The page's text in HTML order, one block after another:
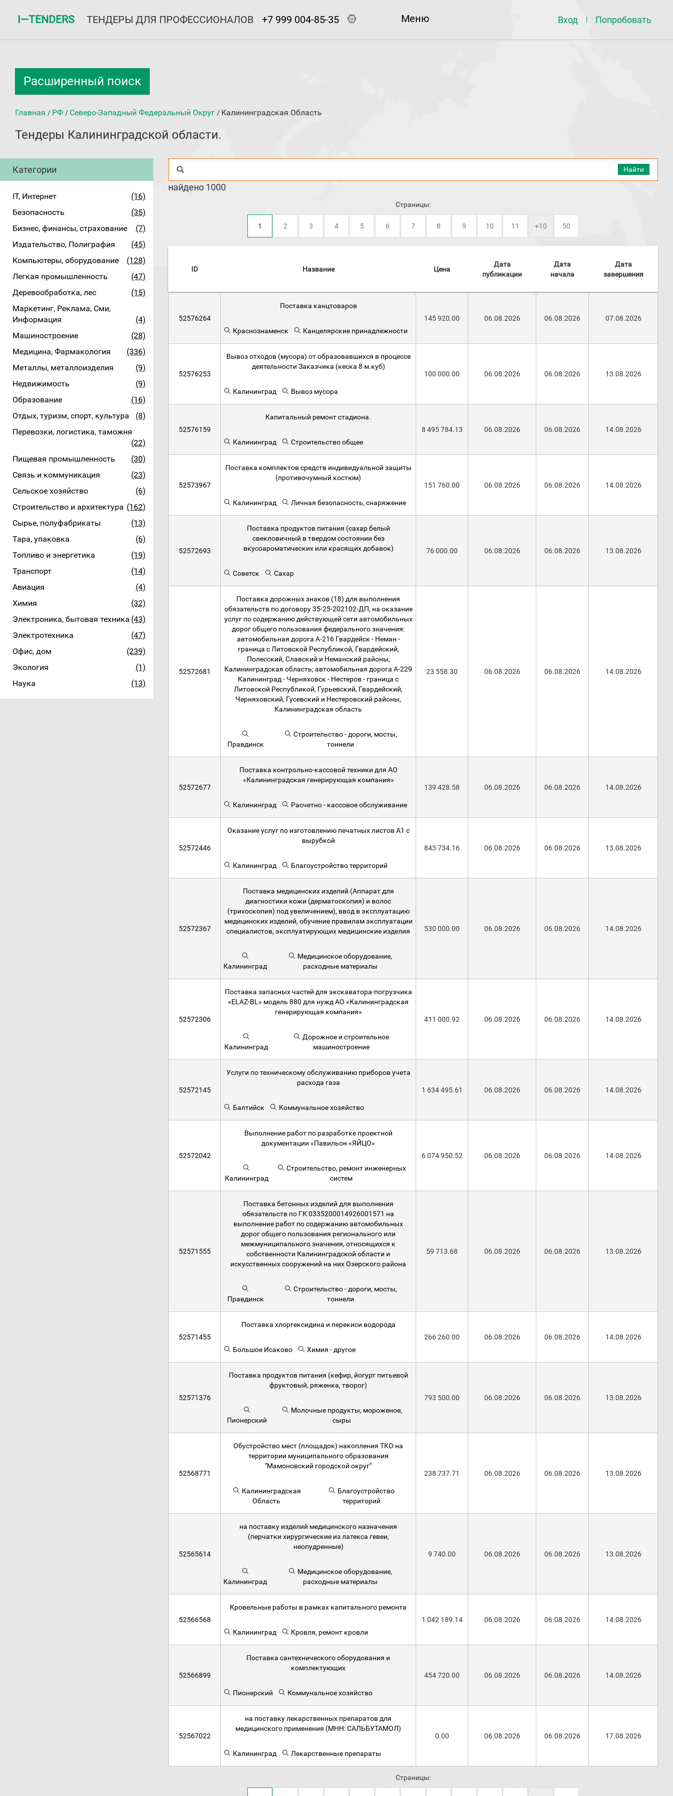
I—TENDERS ТЕНДЕРЫ ДЛЯ ПРОФЕССИОНАЛОВ +7 999 004-85-35 Меню Вход | Попробовать
Расширенный поиск
Главная / РФ / Северо-Западный Федеральный Округ / Калининградская Область
Тендеры Калининградской области.
Категории
IT, Интернет
(16)
Безопасность
(35)
Бизнес, финансы, страхование
(7)
Издательство, Полиграфия
(45)
Компьютеры, оборудование
(128)
Легкая промышленность
(47)
Деревообработка, лес
(15)
Маркетинг, Реклама, Сми,
Информация
(4)
Машиностроение
(28)
Медицина, Фармакология
(336)
Металлы, металлоизделия
(9)
Недвижимость
(9)
Образование
(16)
Отдых, туризм, спорт, культура
(8)
Перевозки, логистика, таможня
(22)
Пищевая промышленность
(30)
Связь и коммуникация
(23)
Сельское хозяйство
(6)
Строительство и архитектура (162)
Сырье, полуфабрикаты
(13)
Тара, упаковка
(6)
Топливо и энергетика
(19)
Транспорт
(14)
Авиация
(4)
Химия
(32)
Электроника, бытовая техника (43)
Электротехника
(47)
Офис, дом
(239)
Экология
(1)
Наука
(13)
Найти
найдено 1000
Страницы:
1 2 3 4 5 6 7 8 9 10 11 +10 50
ID Название Цена
Дата
публикации
Дата
начала
Дата
завершения
52576264
Поставка канцтоваров
Краснознаменск Канцелярские принадлежности
145 920.00 06.08.2026 06.08.2026 07.08.2026
52576253
Вывоз отходов (мусора) от образовавшихся в процессе
деятельности Заказчика (кеска 8 м.куб)
Калининград Вывоз мусора
100 000.00 06.08.2026 06.08.2026 13.08.2026
52576159
Капитальный ремонт стадиона.
Калининград Строительство общее
8 495 784.13 06.08.2026 06.08.2026 14.08.2026
52573967
Поставка комплектов средств индивидуальной защиты
(противочумный костюм)
Калининград Личная безопасность, снаряжение
151 760.00 06.08.2026 06.08.2026 14.08.2026
52572693
Поставка продуктов питания (сахар белый
свекловичный в твердом состоянии без
вкусоароматических или красящих добавок)
Советск Сахар
76 000.00 06.08.2026 06.08.2026 13.08.2026
52572681
Поставка дорожных знаков (18) для выполнения
обязательств по договору 35-25-202102-ДП, на оказание
услуг по содержанию действующей сети автомобильных
дорог общего пользования федерального значения:
автомобильная дорога А-216 Гвардейск - Неман -
граница с Литовской Республикой, Гвардейский,
Полесский, Славский и Неманский районы,
Калининградская область; автомобильная дорога А-229
Калининград - Черняховск - Нестеров - граница с
Литовской Республикой, Гурьевский, Гвардейский,
Черняховский, Гусевский и Нестеровский районы,
Калининградская область
Правдинск
Строительство - дороги, мосты,
тоннели
23 558.30 06.08.2026 06.08.2026 14.08.2026
52572677
Поставка контрольно-кассовой техники для АО
«Калининградская генерирующая компания»
Калининград Расчетно - кассовое обслуживание
139 428.58 06.08.2026 06.08.2026 14.08.2026
52572446
Оказание услуг по изготовлению печатных листов А1 с
вырубкой
Калининград Благоустройство территорий
843 734.16 06.08.2026 06.08.2026 13.08.2026
52572367
Поставка медицинских изделий (Аппарат для
диагностики кожи (дерматоскопия) и волос
(трихоскопия) под увеличением), ввод в эксплуатацию
медицинских изделий, обучение правилам эксплуатации
специалистов, эксплуатирующих медицинские изделия
Калининград
Медицинское оборудование,
расходные материалы
530 000.00 06.08.2026 06.08.2026 14.08.2026
52572306
Поставка запасных частей для экскаватора-погрузчика
«ELAZ-BL» модель 880 для нужд АО «Калининградская
генерирующая компания»
Калининград
Дорожное и строительное
машиностроение
411 000.92 06.08.2026 06.08.2026 14.08.2026
52572145
Услуги по техническому обслуживанию приборов учета
расхода газа
Балтийск Коммунальное хозяйство
1 634 495.61 06.08.2026 06.08.2026 14.08.2026
52572042
Выполнение работ по разработке проектной
документации «Павильон «ЯЙЦО»
Калининград
Строительство, ремонт инженерных
систем
6 074 950.52 06.08.2026 06.08.2026 14.08.2026
52571555
Поставка бетонных изделий для выполнения
обязательств по ГК 0335200014926001571 на
выполнение работ по содержанию автомобильных
дорог общего пользования регионального или
межмуниципального значения, относящихся к
собственности Калининградской области и
искусственных сооружений на них Озерского района
Правдинск
Строительство - дороги, мосты,
тоннели
59 713.68 06.08.2026 06.08.2026 13.08.2026
52571455
Поставка хлоргексидина и перекиси водорода
Большое Исаково Химия - другое
266 260.00 06.08.2026 06.08.2026 14.08.2026
52571376
Поставка продуктов питания (кефир, йогурт питьевой
фруктовый, ряженка, творог)
Пионерский
Молочные продукты, мороженое,
сыры
793 500.00 06.08.2026 06.08.2026 13.08.2026
52568771
Обустройство мест (площадок) накопления ТКО на
территории муниципального образования
"Мамоновский городской округ"
Калининградская
Область
Благоустройство
территорий
238 737.71 06.08.2026 06.08.2026 13.08.2026
52565614
на поставку изделий медицинского назначения
(перчатки хирургические из латекса гевеи,
неопудренные)
Калининград
Медицинское оборудование,
расходные материалы
9 740.00 06.08.2026 06.08.2026 13.08.2026
52566568
Кровельные работы в рамках капитального ремонта
Калининград Кровля, ремонт кровли
1 042 189.14 06.08.2026 06.08.2026 14.08.2026
52566899
Поставка сантехнического оборудования и
комплектующих
Пионерский Коммунальное хозяйство
454 720.00 06.08.2026 06.08.2026 14.08.2026
52567022
на поставку лекарственных препаратов для
медицинского применения (МНН: САЛЬБУТАМОЛ)
Калининград Лекарственные препараты
0.00 06.08.2026 06.08.2026 17.08.2026
Страницы: